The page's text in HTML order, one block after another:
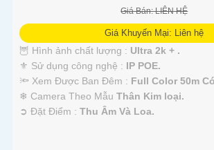
Giá Bán: LIÊN HỆ
Giá Khuyến Mại: Liên hệ
🦉 Hình ảnh chất lượng : Ultra 2k + .
⚜️ Sử dụng công nghệ : IP POE.
🔦 Xem Được Ban Đêm : Full Color 50m
❄ Camera Theo Mẫu Thân Kim loại.
️➲ Đặt Điểm : Thu Âm Và Loa.